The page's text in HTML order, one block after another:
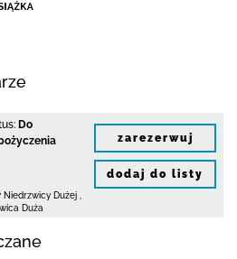
Do
Niedrzwicy Dużej
Duża
zarezerwuj
dodaj do listy